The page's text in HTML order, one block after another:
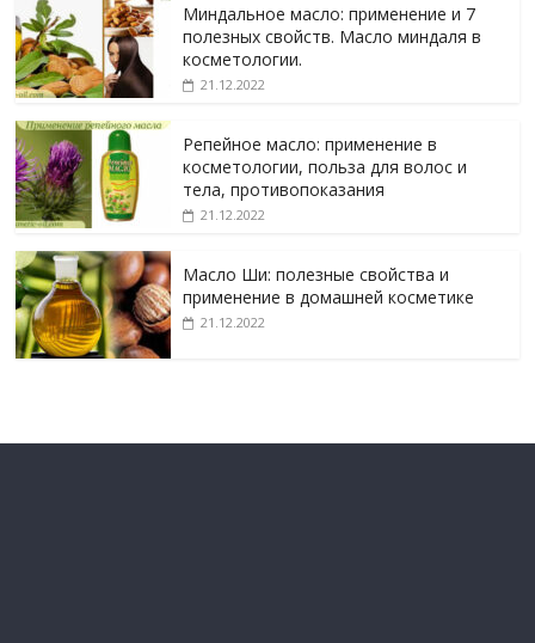
Миндальное масло: применение и 7
полезных свойств. Масло миндаля в
косметологии.
21.12.2022
Репейное масло: применение в
косметологии, польза для волос и
тела, противопоказания
21.12.2022
Масло Ши: полезные свойства и
применение в домашней косметике
21.12.2022